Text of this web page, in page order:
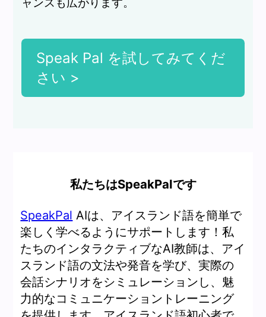
Speak Pal を試してみてくだ
さい >
私たちはSpeakPalです
SpeakPal AIは、アイスランド語を簡単で
楽しく学べるようにサポートします！私
たちのインタラクティブなAI教師は、アイ
スランド語の文法や発音を学び、実際の
会話シナリオをシミュレーションし、魅
力的なコミュニケーショントレーニング